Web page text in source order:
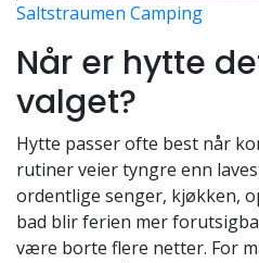
Saltstraumen Camping
Når er hytte
valget?
Hytte passer ofte best når
rutiner veier tyngre enn
ordentlige senger, kjøkken,
bad blir ferien mer
være borte flere netter. For